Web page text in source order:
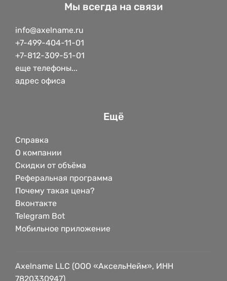
Мы всегда на связи
info@axelname.ru
+7-499-404-11-01
+7-812-309-51-01
еще телефоны...
адрес офиса
Ещё
Справка
О компании
Скидки от объёма
Реферальная программа
Почему такая цена?
Вконтакте
Telegram Bot
Мобильное приложение
Axelname LLC (ООО «АксельНейм», ИНН
7820330947)